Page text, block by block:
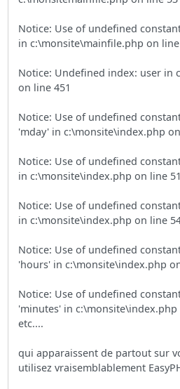
Notice: Use of undefined
in c:\monsite\mainfile.php on line
Notice: Undefined index: user in
on line 451
Notice: Use of undefined
'mday' in c:\monsite\index.php
Notice: Use of undefined
in c:\monsite\index.php on line 51
Notice: Use of undefined
in c:\monsite\index.php on line
Notice: Use of undefined
'hours' in c:\monsite\index.php
Notice: Use of undefined
'minutes' in c:\monsite\index.php
etc....
qui apparaissent de partout sur
utilisez vraisemblablement